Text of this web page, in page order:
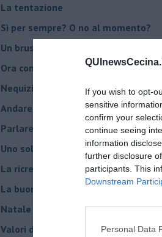
If you wish to opt-
sensitive
confirm your
continue seeing
information
further disclosure
participants. This
Downstream
Personal Data
La tentazione
​Sì per sempre? O no al momento?
Un brusco risveglio
Ora come allora
Nequizia
Andare oltre lo specchio
Parlare con la televisione
Uno solo al comando?
La ricreazione è finita
La buona notizia
Natale con l'elmetto
Valori dubbi miti fasulli